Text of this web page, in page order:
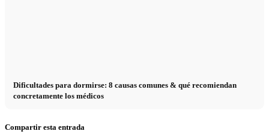
Dificultades para dormirse: 8 causas comunes & qué recomiendan
concretamente los médicos
Compartir esta entrada